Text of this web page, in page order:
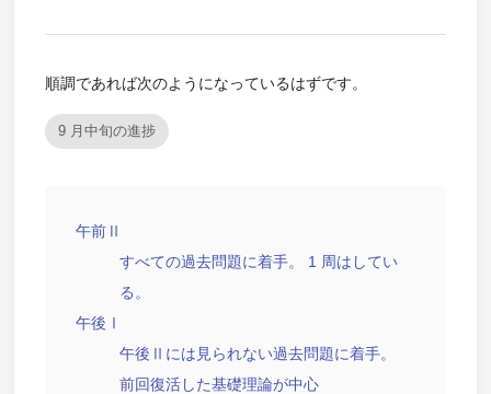
順調であれば次のようになっているはずです。
9 月中旬の進捗
午前Ⅱ
すべての過去問題に着手。 1 周はしてい
る。
午後Ⅰ
午後Ⅱには見られない過去問題に着手。
前回復活した基礎理論が中心